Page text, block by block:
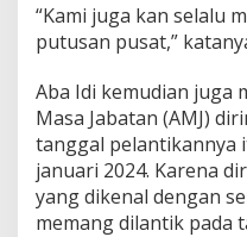
“Kami juga kan selalu
putusan pusat,”
Aba Idi kemudian juga
Masa Jabatan (AMJ)
tanggal pelantikannya
januari 2024. Karena
yang dikenal dengan
memang dilantik pada